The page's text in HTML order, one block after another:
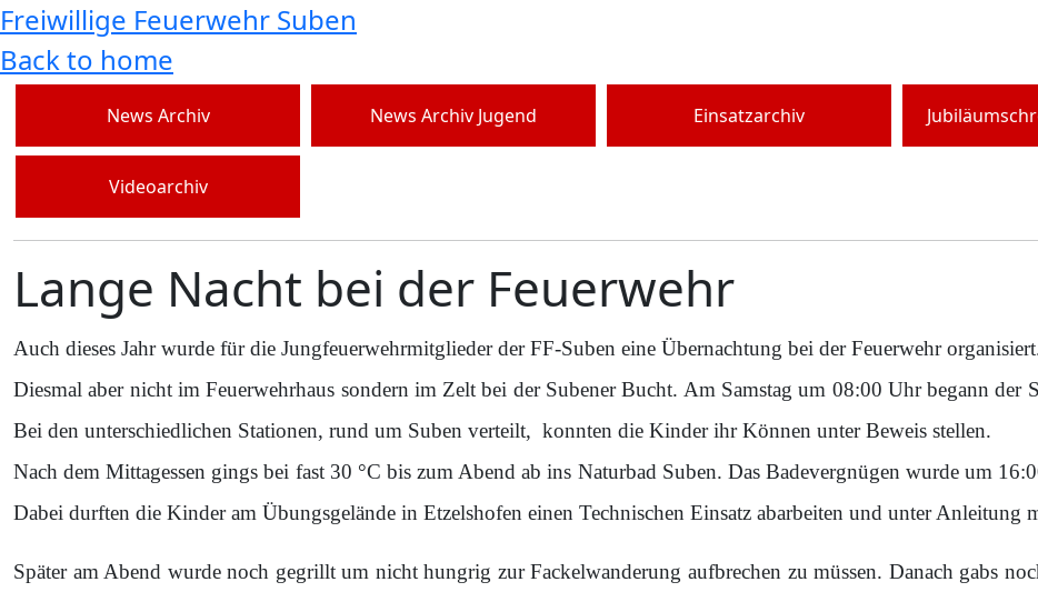
Freiwillige Feuerwehr Suben
Back to home
News Archiv News Archiv Jugend Einsatzarchiv
Videoarchiv
Lange Nacht bei der Feuerwehr
Auch dieses Jahr wurde für die Jungfeuerwehrmitglieder der FF-Suben eine Übernachtung bei der Feuerwehr
Diesmal aber nicht im Feuerwehrhaus sondern im Zelt bei der Subener Bucht. Am Samstag um 08:00 Uhr begann der
Bei den unterschiedlichen Stationen, rund um Suben verteilt, konnten die Kinder ihr Können unter Beweis stellen.
Nach dem Mittagessen gings bei fast 30 °C bis zum Abend ab ins Naturbad Suben. Das Badevergnügen wurde um
Dabei durften die Kinder am Übungsgelände in Etzelshofen einen Technischen Einsatz abarbeiten und unter Anleitung
Später am Abend wurde noch gegrillt um nicht hungrig zur Fackelwanderung aufbrechen zu müssen. Danach gabs